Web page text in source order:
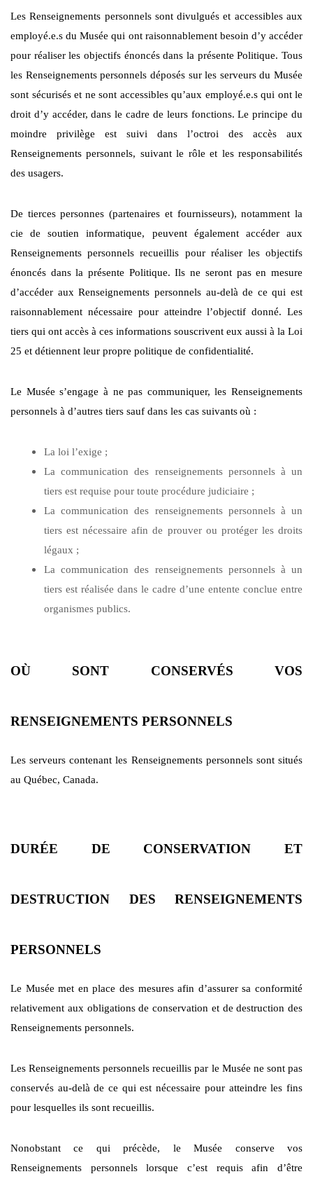
Les Renseignements personnels sont divulgués et accessibles aux
employé.e.s du Musée qui ont raisonnablement besoin d’y accéder
pour réaliser les objectifs énoncés dans la présente Politique. Tous
les Renseignements personnels déposés sur les serveurs du Musée
sont sécurisés et ne sont accessibles qu’aux employé.e.s qui ont le
droit d’y accéder, dans le cadre de leurs fonctions. Le principe du
moindre privilège est suivi dans l’octroi des accès aux
Renseignements personnels, suivant le rôle et les responsabilités
des usagers.
De tierces personnes (partenaires et fournisseurs), notamment la
cie de soutien informatique, peuvent également accéder aux
Renseignements personnels recueillis pour réaliser les objectifs
énoncés dans la présente Politique. Ils ne seront pas en mesure
d’accéder aux Renseignements personnels au-delà de ce qui est
raisonnablement nécessaire pour atteindre l’objectif donné. Les
tiers qui ont accès à ces informations souscrivent eux aussi à la Loi
25 et détiennent leur propre politique de confidentialité.
Le Musée s’engage à ne pas communiquer, les Renseignements
personnels à d’autres tiers sauf dans les cas suivantsoù :
La loi l’exige ;
La communication des renseignements personnels à un
tiers est requise pour toute procédure judiciaire ;
La communication des renseignements personnels à un
tiers est nécessaire afin de prouver ou protéger les droits
légaux ;
La communication des renseignements personnels à un
tiers est réalisée dans le cadre d’une entente conclue entre
organismes publics.
OÙ SONT CONSERVÉS VOS
RENSEIGNEMENTS PERSONNELS
Les serveurs contenant les Renseignements personnels sont situés
au Québec, Canada.
DURÉE DE CONSERVATION ET
DESTRUCTION DES RENSEIGNEMENTS
PERSONNELS
Le Musée met en place des mesures afin d’assurer sa conformité
relativement aux obligations de conservation et de destruction des
Renseignements personnels.
Les Renseignements personnels recueillis par le Musée ne sont pas
conservés au-delà de ce qui est nécessaire pour atteindre les fins
pour lesquelles ils sont recueillis.
Nonobstant ce qui précède, le Musée conserve vos
Renseignements personnels lorsque c’est requis afin d’être